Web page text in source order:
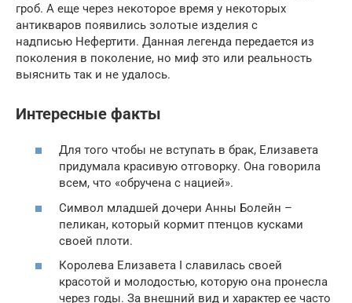
гроб. А еще через некоторое время у некоторых
антикваров появились золотые изделия с
надписью Нефертити. Данная легенда передается из
поколения в поколение, но миф это или реальность
выяснить так и не удалось.
Интересные факты
Для того чтобы не вступать в брак, Елизавета
придумала красивую отговорку. Она говорила
всем, что «обручена с нацией».
Символ младшей дочери Анны Болейн –
пеликан, который кормит птенцов кусками
своей плоти.
Королева Елизавета I славилась своей
красотой и молодостью, которую она пронесла
через годы. За внешний вид и характер ее часто